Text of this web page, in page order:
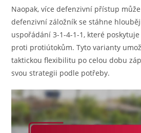
Naopak, více defenzivní přístup
defenzivní záložník se stáhne
uspořádání 3-1-4-1-1, které
proti protiútokům. Tyto varianty
taktickou flexibilitu po celou dobu
svou strategii podle potřeby.